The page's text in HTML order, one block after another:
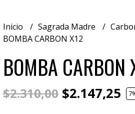
Inicio Sagrada Madre
BOMBA CARBON X12
BOMBA CARBON
$2.310,00$2.147,25 7